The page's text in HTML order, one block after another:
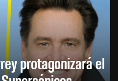
protagonizará el